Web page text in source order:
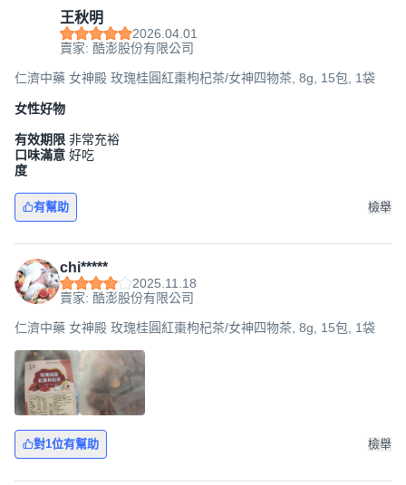
王秋明
2026.04.01
賣家: 酷澎股份有限公司
仁濟中藥 女神殿 玫瑰桂圓紅棗枸杞茶/女神四物茶, 8g, 15包, 1袋
女性好物
有效期限 非常充裕
口味滿意
度
好吃
有幫助 檢舉
chi*****
2025.11.18
賣家: 酷澎股份有限公司
仁濟中藥 女神殿 玫瑰桂圓紅棗枸杞茶/女神四物茶, 8g, 15包, 1袋
對1位有幫助 檢舉